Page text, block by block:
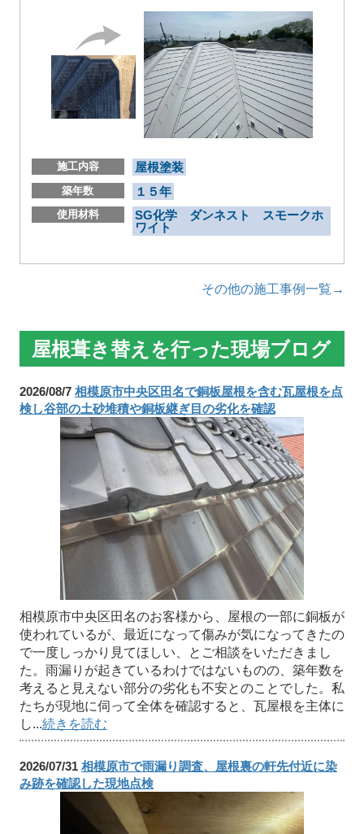
施工内容 屋根塗装
築年数 １５年
使用材料
SG化学 ダンネスト スモークホ
ワイト
その他の施工事例一覧→
屋根葺き替えを行った現場ブログ
2026/08/7 相模原市中央区田名で銅板屋根を含む瓦屋根を点
検し谷部の土砂堆積や銅板継ぎ目の劣化を確認
相模原市中央区田名のお客様から、屋根の一部に銅板が
使われているが、最近になって傷みが気になってきたの
で一度しっかり見てほしい、とご相談をいただきまし
た。雨漏りが起きているわけではないものの、築年数を
考えると見えない部分の劣化も不安とのことでした。私
たちが現地に伺って全体を確認すると、瓦屋根を主体に
し...続きを読む
2026/07/31 相模原市で雨漏り調査、屋根裏の軒先付近に染
み跡を確認した現地点検